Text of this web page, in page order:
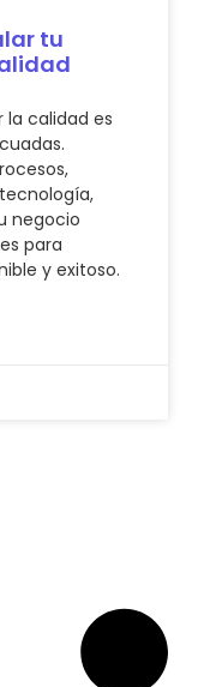
tu
la calidad es
negocio
para
y exitoso.